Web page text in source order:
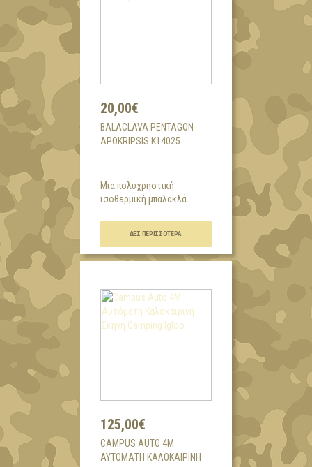
20,00€
BALACLAVA PENTAGON
APOKRIPSIS K14025
Μια πολυχρηστική
ισοθερμική μπαλακλά...
ΔΕΣ ΠΕΡΙΣΣΌΤΕΡΑ
125,00€
CAMPUS AUTO 4M
ΑΥΤΌΜΑΤΗ ΚΑΛΟΚΑΙΡΙΝΉ